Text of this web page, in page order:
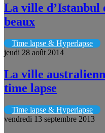
La ville d’Istanbul
beaux
Time lapse & Hyperlapse
jeudi 28 août 2014
La ville
time lapse
Time lapse & Hyperlapse
vendredi 13 septembre 2013